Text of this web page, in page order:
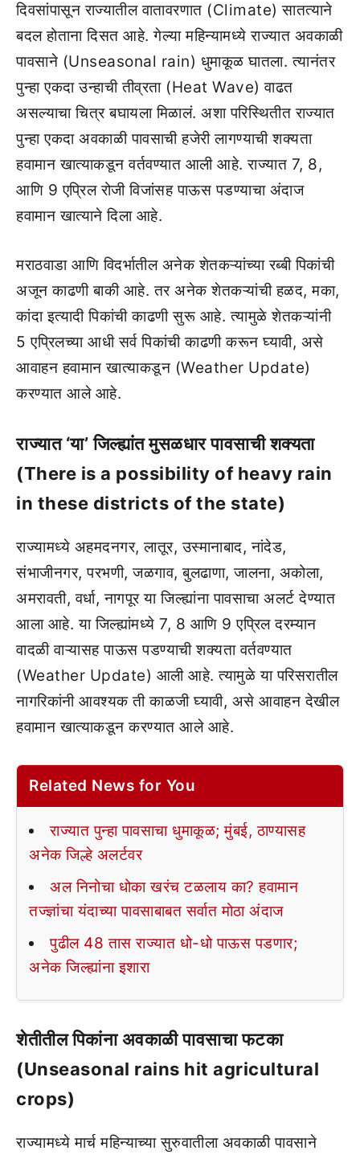
दिवसांपासून राज्यातील वातावरणात (Climate) सातत्याने
बदल होताना दिसत आहे. गेल्या महिन्यामध्ये राज्यात अवकाळी
पावसाने (Unseasonal rain) धुमाकूळ घातला. त्यानंतर
पुन्हा एकदा उन्हाची तीव्रता (Heat Wave) वाढत
असल्याचा चित्र बघायला मिळालं. अशा परिस्थितीत राज्यात
पुन्हा एकदा अवकाळी पावसाची हजेरी लागण्याची शक्यता
हवामान खात्याकडून वर्तवण्यात आली आहे. राज्यात 7, 8,
आणि 9 एप्रिल रोजी विजांसह पाऊस पडण्याचा अंदाज
हवामान खात्याने दिला आहे.
मराठवाडा आणि विदर्भातील अनेक शेतकऱ्यांच्या रब्बी पिकांची
अजून काढणी बाकी आहे. तर अनेक शेतकऱ्यांची हळद, मका,
कांदा इत्यादी पिकांची काढणी सुरू आहे. त्यामुळे शेतकऱ्यांनी
5 एप्रिलच्या आधी सर्व पिकांची काढणी करून घ्यावी, असे
आवाहन हवामान खात्याकडून (Weather Update)
करण्यात आले आहे.
राज्यात ‘या’ जिल्ह्यांत मुसळधार पावसाची शक्यता
(There is a possibility of heavy rain
in these districts of the state)
राज्यामध्ये अहमदनगर, लातूर, उस्मानाबाद, नांदेड,
संभाजीनगर, परभणी, जळगाव, बुलढाणा, जालना, अकोला,
अमरावती, वर्धा, नागपूर या जिल्ह्यांना पावसाचा अलर्ट देण्यात
आला आहे. या जिल्ह्यांमध्ये 7, 8 आणि 9 एप्रिल दरम्यान
वादळी वाऱ्यासह पाऊस पडण्याची शक्यता वर्तवण्यात
(Weather Update) आली आहे. त्यामुळे या परिसरातील
नागरिकांनी आवश्यक ती काळजी घ्यावी, असे आवाहन देखील
हवामान खात्याकडून करण्यात आले आहे.
Related News for You
राज्यात पुन्हा पावसाचा धुमाकूळ; मुंबई, ठाण्यासह
अनेक जिल्हे अलर्टवर
अल निनोचा धोका खरंच टळलाय का? हवामान
तज्ज्ञांचा यंदाच्या पावसाबाबत सर्वात मोठा अंदाज
पुढील 48 तास राज्यात धो-धो पाऊस पडणार;
अनेक जिल्ह्यांना इशारा
शेतीतील पिकांना अवकाळी पावसाचा फटका
(Unseasonal rains hit agricultural
crops)
राज्यामध्ये मार्च महिन्याच्या सुरुवातीला अवकाळी पावसाने